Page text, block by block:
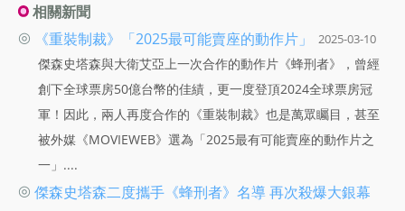
相關新聞
◎
《重裝制裁》「2025最可能賣座的動作片」 2025-03-10
傑森史塔森與大衛艾亞上一次合作的動作片《蜂刑者》，曾經
創下全球票房50億台幣的佳績，更一度登頂2024全球票房冠
軍！因此，兩人再度合作的《重裝制裁》也是萬眾矚目，甚至
被外媒《MOVIEWEB》選為「2025最有可能賣座的動作片之
一」....
◎ 傑森史塔森二度攜手《蜂刑者》名導 再次殺爆大銀幕